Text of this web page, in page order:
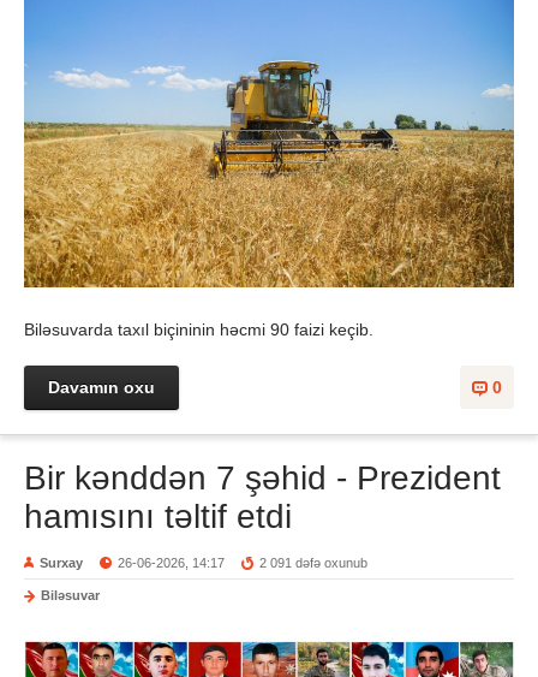
Biləsuvarda taxıl biçininin həcmi 90 faizi keçib.
0
Davamın oxu
Bir kənddən 7 şəhid - Prezident
hamısını təltif etdi
Surxay 26-06-2026, 14:17 2 091 dəfə oxunub
Biləsuvar